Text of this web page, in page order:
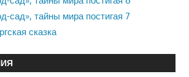
сад», тайны мира постигая 7
сказка